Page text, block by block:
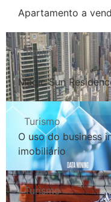
Apartamento a
Turismo
Magic Sun
Turismo
O uso do business
imobiliário
Turismo